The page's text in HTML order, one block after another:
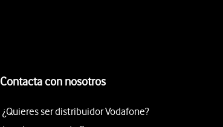
Contacta con nosotros
¿Quieres ser distribuidor Vodafone?